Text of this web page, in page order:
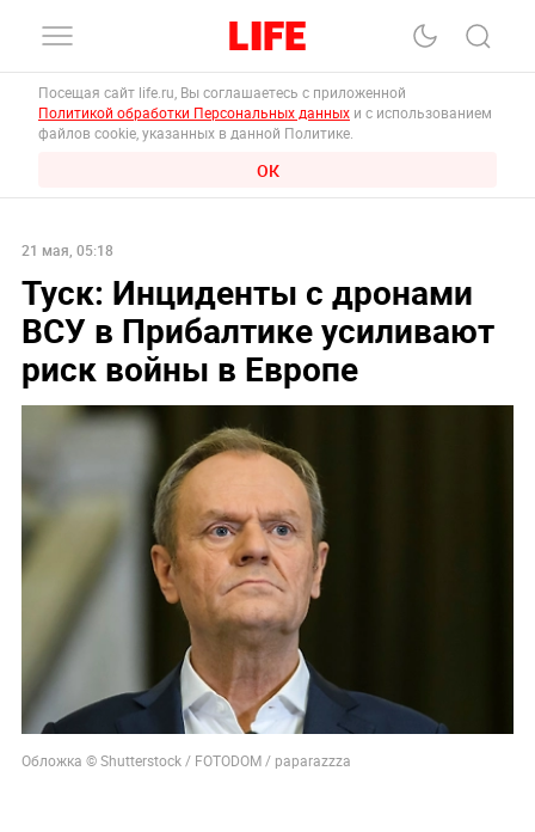
Посещая сайт life.ru, Вы соглашаетесь с приложенной
Политикой обработки Персональных данных и с использованием
файлов cookie, указанных в данной Политике.
ОК
21 мая, 05:18
Туск: Инциденты с дронами
ВСУ в Прибалтике усиливают
риск войны в Европе
Обложка © Shutterstock / FOTODOM / paparazzza